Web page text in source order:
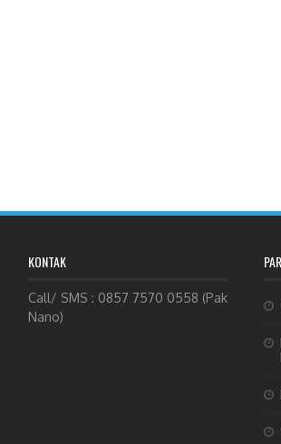
KONTAK
Call/ SMS : 0857 7570 0558 (Pak
Nano)